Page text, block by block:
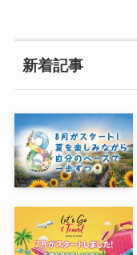
新着記事